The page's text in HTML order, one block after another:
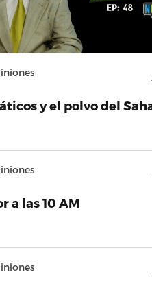
y el polvo del
a las 10 AM